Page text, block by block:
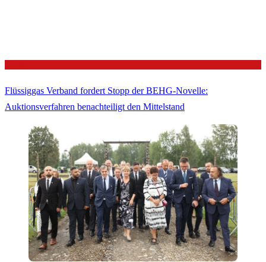
Flüssiggas Verband fordert Stopp der BEHG-Novelle:
Auktionsverfahren benachteiligt den Mittelstand